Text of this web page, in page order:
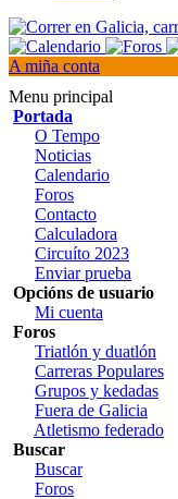
A miña conta
Menu principal
Portada
O Tempo
Noticias
Calendario
Foros
Contacto
Calculadora
Circuíto 2023
Enviar prueba
Opcións de usuario
Mi cuenta
Foros
Triatlón y duatlón
Carreras Populares
Grupos y kedadas
Fuera de Galicia
Atletismo federado
Buscar
Buscar
Foros